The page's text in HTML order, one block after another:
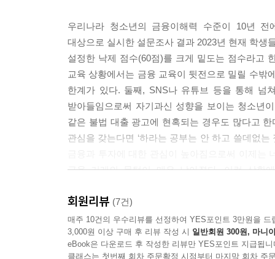
우리나라 청소년의 금융이해력 수준이 10년
대상으로 실시한 설문조사 결과 2023년 현재 학생
설정한 낙제 점수(60점)를 크게 밑도는 점수라고
교육 상황에서는 금융 교육이 뒷전으로 밀릴 수밖
한계가 있다. 둘째, SNS나 유튜브 등을 통해 넘
받아들임으로써 자기과신 성향을 보이는 청소년
같은 불법 대출 광고에 현혹되는 경우도 많다고
관심을 갖는다면 ‘하라는 공부는 안 하고 쓸데없
금융 거래의 문턱이 매우 낮아졌다. 이런 상황
재미있게 풀어낸 책이다. 금융 공부를 시작하고
“예금과 적금은 뭐가 다른가요?”
“은행이 망하면 내 예금을 돌려받지 못하는 것 아
회원리뷰 (7건)
매주 10건의 우수리뷰를 선정하여 YES포인트 3만원을 드
3,000원 이상 구매 후 리뷰 작성 시 일반회원 300원, 마니
eBook은 다운로드 후 작성한 리뷰만 YES포인트 지급됩니
클래스는 첫번째 회차 주문확정 시점부터 마지막 회차 주